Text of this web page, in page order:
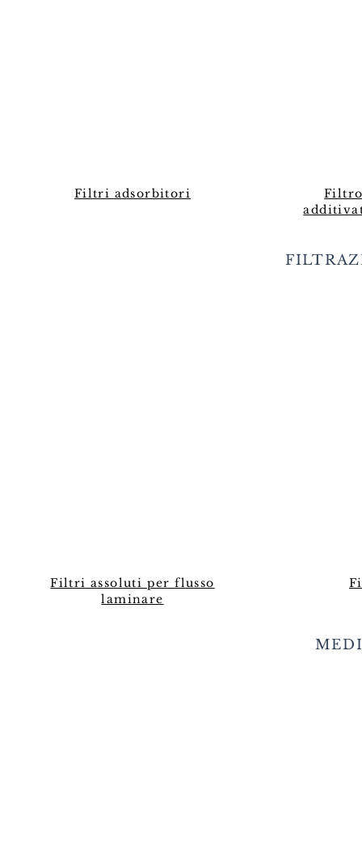
Filtri adsorbitori
Filtri assoluti per flusso
laminare